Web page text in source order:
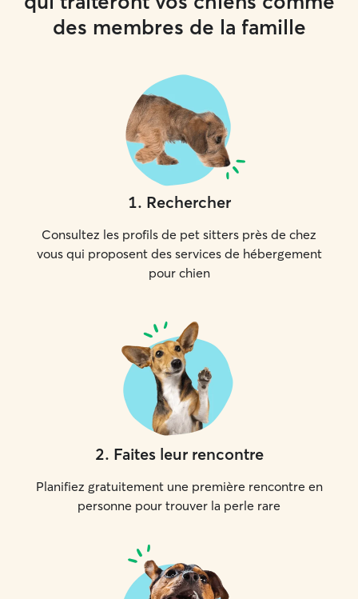
des membres de la famille
1. Rechercher
Consultez les profils de pet sitters près de chez
vous qui proposent des services de hébergement
pour chien
2. Faites leur rencontre
Planifiez gratuitement une première rencontre en
personne pour trouver la perle rare